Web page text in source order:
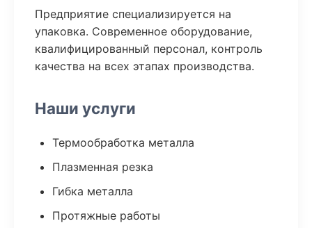
Предприятие специализируется на
упаковка. Современное оборудование,
квалифицированный персонал, контроль
качества на всех этапах производства.
Наши услуги
Термообработка металла
Плазменная резка
Гибка металла
Протяжные работы